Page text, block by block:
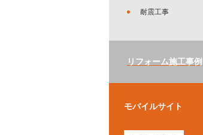
耐震工事
リフォーム施工事例
モバイルサイト